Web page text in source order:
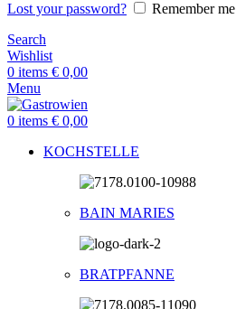
Lost your password?
Remember me
Search
Wishlist
0 items € 0,00
Menu
0 items € 0,00
KOCHSTELLE
BAIN MARIES
BRATPFANNE